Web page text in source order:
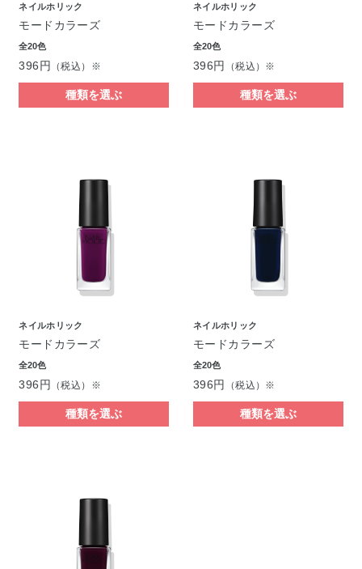
ネイルホリック
モードカラーズ
全20色
396円 （税込）※
種類を選ぶ
ネイルホリック
モードカラーズ
全20色
396円 （税込）※
種類を選ぶ
ネイルホリック
モードカラーズ
全20色
396円 （税込）※
種類を選ぶ
ネイルホリック
モードカラーズ
全20色
396円 （税込）※
種類を選ぶ